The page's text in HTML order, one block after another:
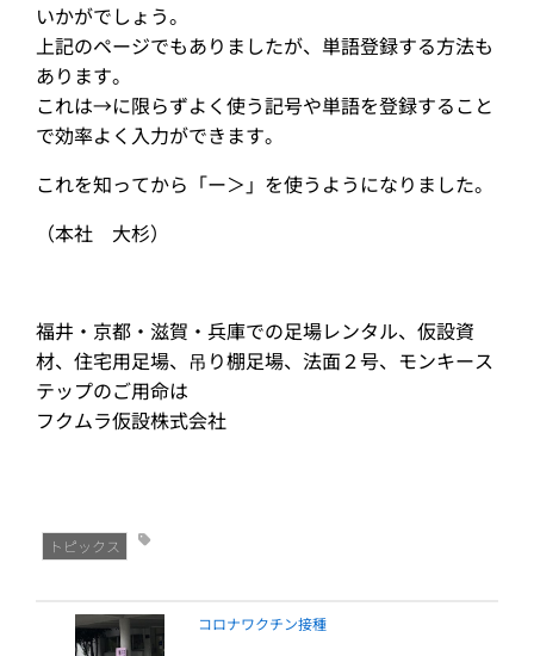
いかがでしょう。
上記のページでもありましたが、単語登録する方法も
あります。
これは→に限らずよく使う記号や単語を登録すること
で効率よく入力ができます。
これを知ってから「ー＞」を使うようになりました。
（本社 大杉）
福井・京都・滋賀・兵庫での足場レンタル、仮設資
材、住宅用足場、吊り棚足場、法面２号、モンキース
テップのご用命は
フクムラ仮設株式会社
トピックス
コロナワクチン接種